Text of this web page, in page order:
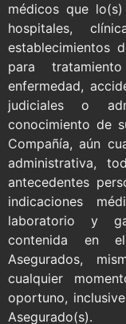
médicos que
hospitales,
establecimientos
para
enfermedad,
judiciales o
conocimiento de
Compañía, aún
administrativa,
antecedentes
indicaciones
laboratorio y
contenida en
Asegurados,
cualquier
oportuno,
Asegurado(s).